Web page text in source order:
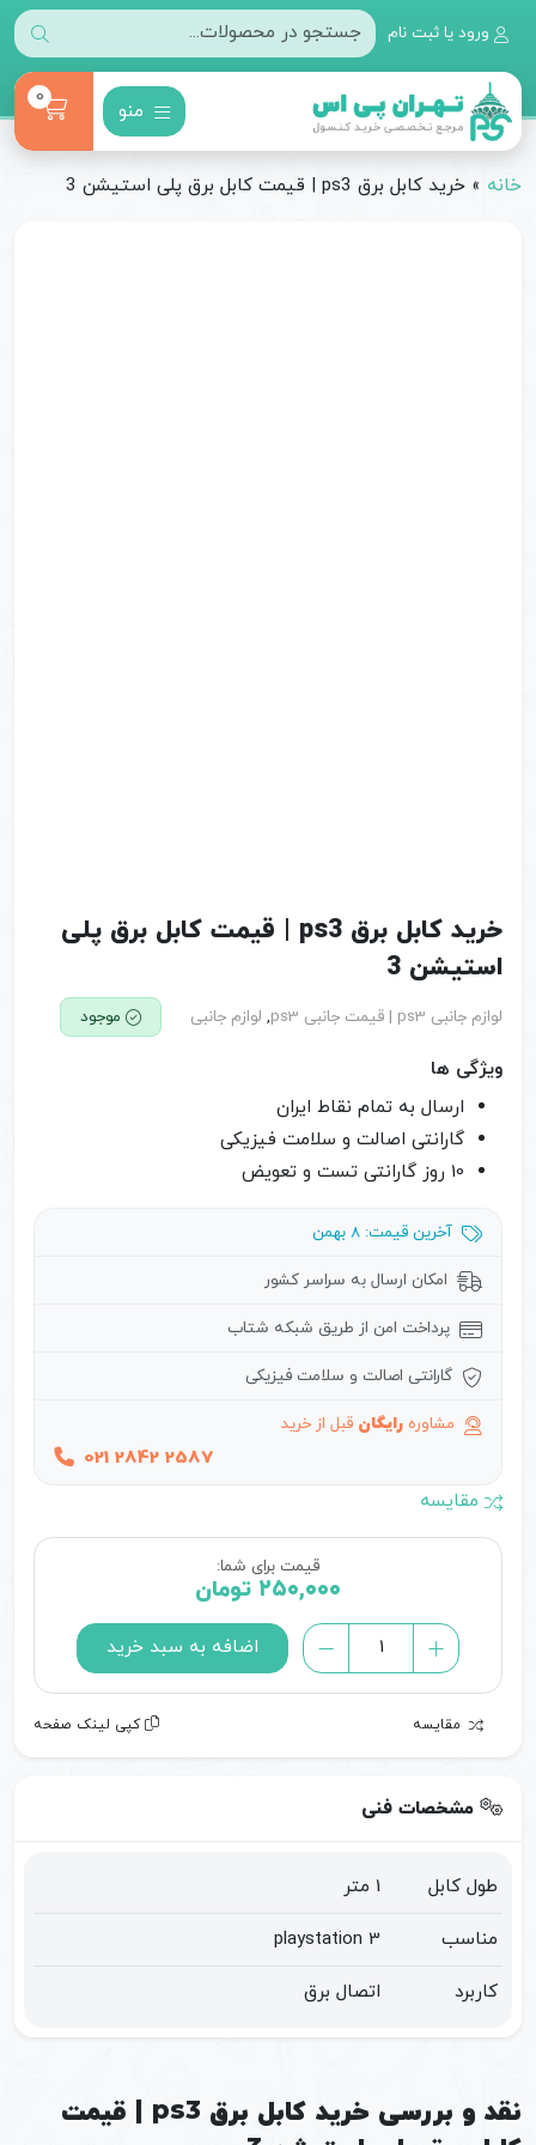
ورود یا ثبت نام
منو
0
خانه » خرید کابل برق ps3 | قیمت کابل برق پلی استیشن 3
خرید کابل برق ps3 | قیمت کابل برق پلی
استیشن 3
لوازم جانبی ps3 | قیمت جانبی ps3 , لوازم جانبی موجود
ویژگی ها
ارسال به تمام نقاط ایران
گارانتی اصالت و سلامت فیزیکی
10 روز گارانتی تست و تعویض
آخرین قیمت: 8 بهمن
امکان ارسال به سراسر کشور
پرداخت امن از طریق شبکه شتاب
گارانتی اصالت و سلامت فیزیکی
مشاوره رایگان قبل از خرید
021 2842 2587
مقایسه
قیمت برای شما:
۲۵۰,۰۰۰ تومان
خرید
کابل
برق
ps3
قیمت
پلی
عدد
اضافه به سبد خرید
مقایسه کپی لینک صفحه
مشخصات فنی
طول کابل
1 متر
مناسب
playstation 3
کاربرد
اتصال برق
نقد و بررسی خرید کابل برق ps3 | قیمت